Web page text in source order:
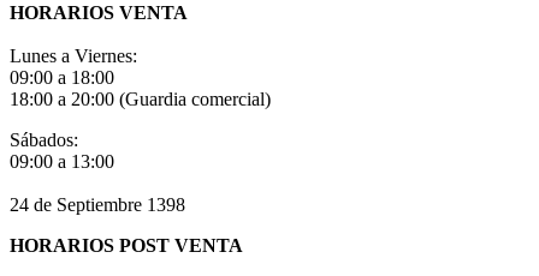
HORARIOS VENTA
Lunes a Viernes:
09:00 a 18:00
18:00 a 20:00 (Guardia comercial)
Sábados:
09:00 a 13:00
24 de Septiembre 1398
HORARIOS POST VENTA